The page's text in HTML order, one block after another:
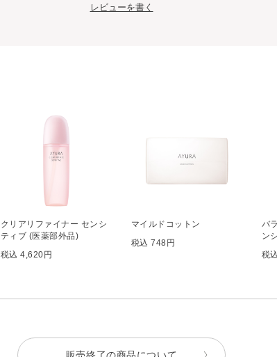
レビューを書く
クリアリファイナー センシ
ティブ (医薬部外品)
税込 4,620円
マイルドコットン
税込 748円
バ
ン
税